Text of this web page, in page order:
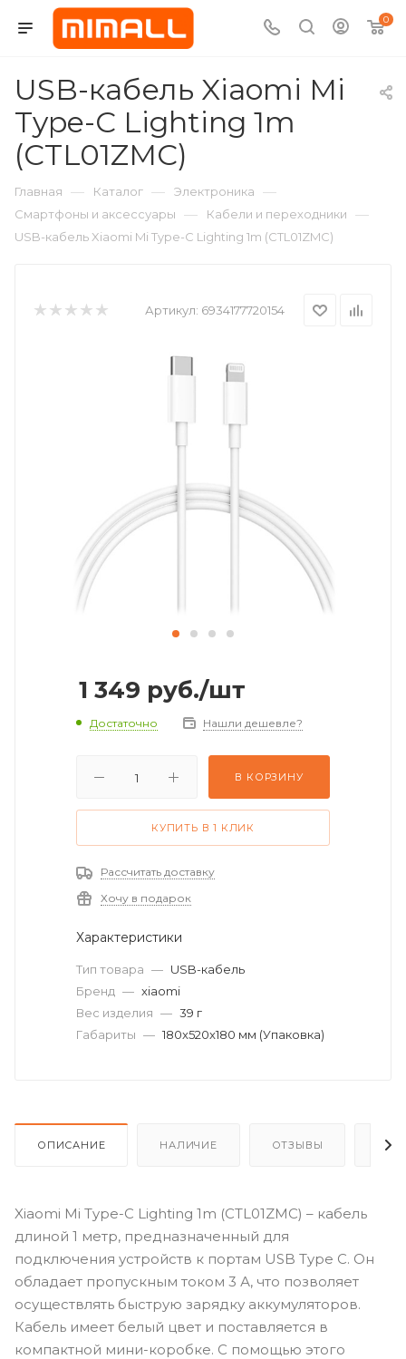
0
USB-кабель Xiaomi Mi
Type-C Lighting 1m
(CTL01ZMC)
Главная — Каталог — Электроника —
Смартфоны и аксессуары — Кабели и переходники —
USB-кабель Xiaomi Mi Type-C Lighting 1m (CTL01ZMC)
Артикул: 6934177720154
1 349 руб./шт
Достаточно Нашли дешевле?
В КОРЗИНУ
КУПИТЬ В 1 КЛИК
Рассчитать доставку
Хочу в подарок
Характеристики
Тип товара — USB-кабель
Бренд — xiaomi
Вес изделия — 39 г
Габариты — 180x520x180 мм (Упаковка)
ОПИСАНИЕ НАЛИЧИЕ ОТЗЫВЫ
Xiaomi Mi Type-C Lighting 1m (CTL01ZMC) – кабель
длиной 1 метр, предназначенный для
подключения устройств к портам USB Type C. Он
обладает пропускным током 3 А, что позволяет
осуществлять быструю зарядку аккумуляторов.
Кабель имеет белый цвет и поставляется в
компактной мини-коробке. С помощью этого